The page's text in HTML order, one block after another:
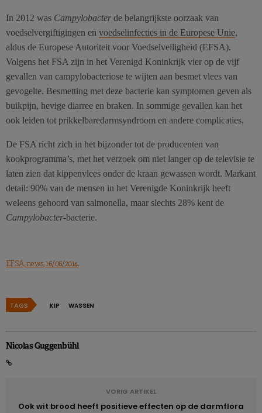
In 2012 was Campylobacter de belangrijkste oorzaak van
voedselvergiftigingen en voedselinfecties in de Europese Unie,
aldus de Europese Autoriteit voor Voedselveiligheid (EFSA).
Volgens het FSA zijn in het Verenigd Koninkrijk vier op de vijf
gevallen van campylobacteriose te wijten aan besmet vlees van
gevogelte. Besmetting met deze bacterie kan symptomen geven als
buikpijn, hevige diarree en braken. In sommige gevallen kan het
ook leiden tot prikkelbaredarmsyndroom en andere complicaties.
De FSA richt zich in het bijzonder tot de producenten van
kookprogramma’s, met het verzoek om niet langer op de televisie te
laten zien dat kippenvlees onder de kraan gewassen wordt. Markant
detail: 90% van de mensen in het Verenigde Koninkrijk heeft
weleens gehoord van salmonella, maar slechts 28% kent de
Campylobacter-bacterie.
EFSA, news, 16/06/2014.
TAGS KIP WASSEN
Nicolas Guggenbühl
VORIG ARTIKEL
Ook wit brood heeft positieve effecten op de darmflora